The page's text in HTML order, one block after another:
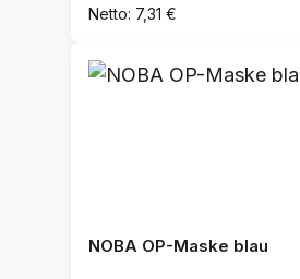
Netto: 7,31 €
NOBA OP-Maske blau